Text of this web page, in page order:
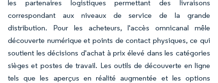
les partenaires logistiques permettant des livraisons
correspondant aux niveaux de service de la grande
distribution. Pour les acheteurs, l'accès omnicanal mêle
découverte numérique et points de contact physiques, ce qui
soutient les décisions d'achat à prix élevé dans les catégories
sièges et postes de travail. Les outils de découverte en ligne
tels que les aperçus en réalité augmentée et les options